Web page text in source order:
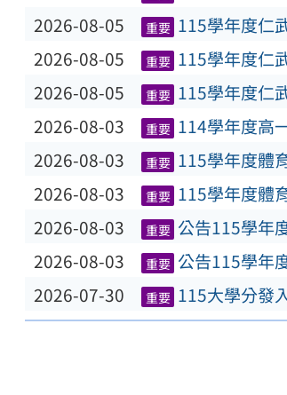
2026-08-05 重要 115學年度仁
2026-08-05 重要 115學年度仁
2026-08-05 重要 115學年度仁
2026-08-03 重要 114學年度高
2026-08-03 重要 115學年度體
2026-08-03 重要 115學年度體
2026-08-03 重要 公告115學年
2026-08-03 重要 公告115學年
2026-07-30 重要 115大學分發